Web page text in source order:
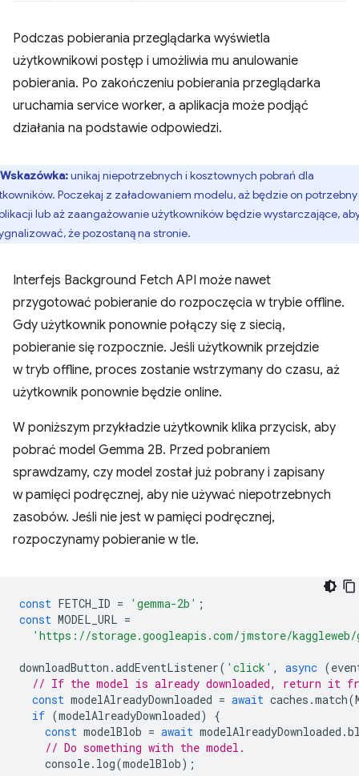
Podczas pobierania przeglądarka wyświetla
użytkownikowi postęp i umożliwia mu anulowanie
pobierania. Po zakończeniu pobierania przeglądarka
uruchamia service worker, a aplikacja może podjąć
działania na podstawie odpowiedzi.
Wskazówka:unikaj niepotrzebnych i kosztownych pobrań dla
Poczekaj z załadowaniem modelu, aż będzie on potrzebny
lub aż zaangażowanie użytkowników będzie wystarczające,
że pozostaną na stronie.
Interfejs Background Fetch API może nawet
przygotować pobieranie do rozpoczęcia w trybie offline.
Gdy użytkownik ponownie połączy się z siecią,
pobieranie się rozpocznie. Jeśli użytkownik przejdzie
w tryb offline, proces zostanie wstrzymany do czasu, aż
użytkownik ponownie będzie online.
W poniższym przykładzie użytkownik klika przycisk, aby
pobrać model Gemma 2B. Przed pobraniem
sprawdzamy, czy model został już pobrany i zapisany
w pamięci podręcznej, aby nie używać niepotrzebnych
zasobów. Jeśli nie jest w pamięci podręcznej,
rozpoczynamy pobieranie w tle.
const FETCH_ID = 'gemma-2b' ;
const MODEL_URL =
'https://storage.googleapis.com/jmstore/
downloadButton .addEventListener( 'click' , async (
// If the model is already downloaded, return it
const modelAlreadyDownloaded = await caches .match(
if (modelAlreadyDownloaded)
{
const modelBlob = await modelAlreadyDownloaded .
// Do something with the model.
console. log(modelBlob);